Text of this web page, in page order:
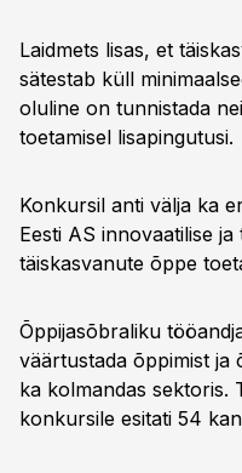
Laidmets lisas, et
sätestab küll
oluline on tunnistada
toetamisel lisapingutusi.
Konkursil anti välja ka
Eesti AS innovaatilise
täiskasvanute õppe
Õppijasõbraliku
väärtustada õppimist ja
ka kolmandas sektoris.
konkursile esitati 54